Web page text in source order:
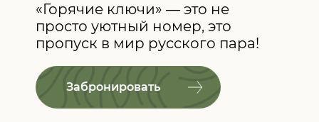
«Горячие ключи» — это не
просто уютный номер, это
пропуск в мир русского пара!
Забронировать